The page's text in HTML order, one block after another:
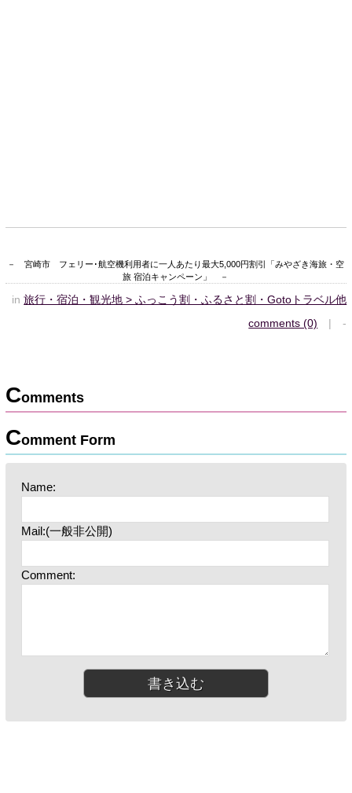
－ 宮崎市 フェリー･航空機利用者に一人あたり最大5,000円割引「みやざき海旅・空
旅 宿泊キャンペーン」 －
in旅行・宿泊・観光地 > ふっこう割・ふるさと割・Gotoトラベル他
comments (0) | -
Comments
Comment Form
Name:
Mail:(一般非公開)
Comment: